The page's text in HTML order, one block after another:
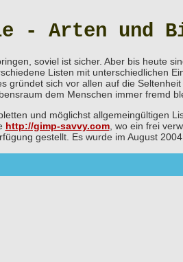
- Arten und
soviel ist sicher. Aber bis heute
Listen mit unterschiedlichen
gründet sich vor allen auf die
dem Menschen immer fremd
und möglichst allgemeingültigen
http://gimp-savvy.com, wo ein frei
gestellt. Es wurde im August